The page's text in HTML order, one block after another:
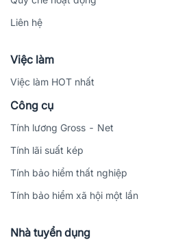
Liên hệ
Việc làm
Việc làm HOT nhất
Công cụ
Tính lương Gross - Net
Tính lãi suất kép
Tính bảo hiểm thất nghiệp
Tính bảo hiểm xã hội một lần
Nhà tuyển dụng